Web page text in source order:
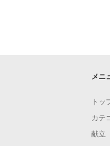
メニ
トッ
カテ
献立